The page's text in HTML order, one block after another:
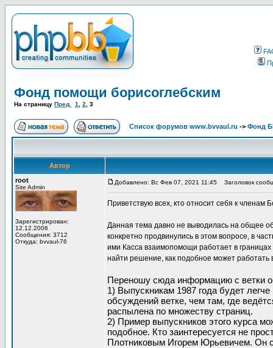
Фонд помощи борисоглебским
На страницу Пред. 1 2 3
Список форумов www.bvvaul.ru -> Фонд
Автор
root
Site Admin
Зарегистрирован:
12.12.2006
Сообщения: 3712
Откуда: bvvaul-76
Добавлено: Вс Фев 07, 2021 11:45 Заголовок
Приветствую всех, кто относит себя к членам
Данная тема давно не выводилась на общее
конкретно продвинулись в этом вопросе, в
ими Касса взаимопомощи работает в границах
найти решение, как подобное может
Переношу сюда информацию с ветки
1) Выпускникам 1987 года будет
обсуждений ветке, чем там, где
распылена по множеству страниц.
2) Пример выпускников этого курса
подобное. Кто заинтересуется не
Плотниковым Игорем Юрьевичем. Он